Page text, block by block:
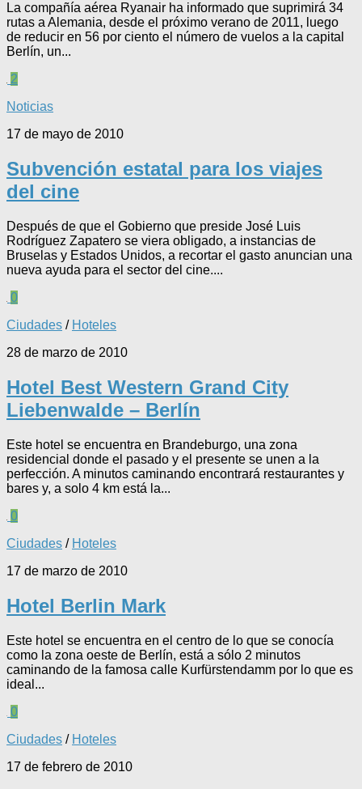
La compañía aérea Ryanair ha informado que suprimirá 34
rutas a Alemania, desde el próximo verano de 2011, luego
de reducir en 56 por ciento el número de vuelos a la capital
Berlín, un...
2
Noticias
17 de mayo de 2010
Subvención estatal para los viajes
del cine
Después de que el Gobierno que preside José Luis
Rodríguez Zapatero se viera obligado, a instancias de
Bruselas y Estados Unidos, a recortar el gasto anuncian una
nueva ayuda para el sector del cine....
0
Ciudades / Hoteles
28 de marzo de 2010
Hotel Best Western Grand City
Liebenwalde – Berlín
Este hotel se encuentra en Brandeburgo, una zona
residencial donde el pasado y el presente se unen a la
perfección. A minutos caminando encontrará restaurantes y
bares y, a solo 4 km está la...
0
Ciudades / Hoteles
17 de marzo de 2010
Hotel Berlin Mark
Este hotel se encuentra en el centro de lo que se conocía
como la zona oeste de Berlín, está a sólo 2 minutos
caminando de la famosa calle Kurfürstendamm por lo que es
ideal...
0
Ciudades / Hoteles
17 de febrero de 2010